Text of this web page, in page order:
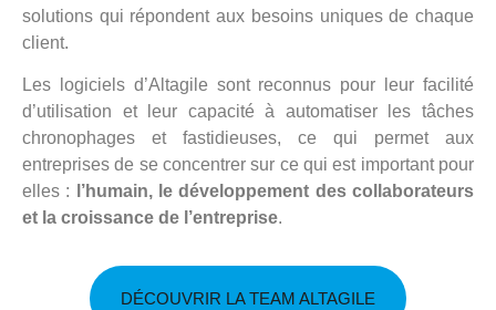
solutions qui répondent aux besoins uniques de chaque
client.
Les logiciels d’Altagile sont reconnus pour leur facilité
d’utilisation et leur capacité à automatiser les tâches
chronophages et fastidieuses, ce qui permet aux
entreprises de se concentrer sur ce qui est important pour
elles :
l’humain, le développement des collaborateurs
et la croissance de l’entreprise.
DÉCOUVRIR LA TEAM ALTAGILE